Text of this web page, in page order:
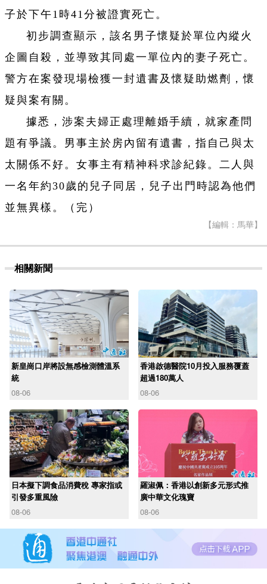
子於下午1時41分被證實死亡。
初步調查顯示，該名男子懷疑於單位內縱火
企圖自殺，並導致其同處一單位內的妻子死亡。
警方在案發現場檢獲一封遺書及懷疑助燃劑，懷
疑與案有關。
據悉，涉案夫婦正處理離婚手續，就家產問
題有爭議。男事主於房內留有遺書，指自己與太
太關係不好。女事主有精神科求診紀錄。二人與
一名年約30歲的兒子同居，兒子出門時認為他們
並無異樣。（完）
【編輯：馬華】
相關新聞
新皇崗口岸將設無感檢測體溫系
統
08-06
香港啟德醫院10月投入服務覆蓋
超過180萬人
08-06
日本擬下調食品消費稅 專家指或
引發多重風險
08-06
羅淑佩：香港以創新多元形式推
廣中華文化瑰寶
08-06